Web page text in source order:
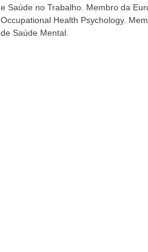
e Saúde no Trabalho. Membro da
Occupational Health Psychology.
de Saúde Mental.